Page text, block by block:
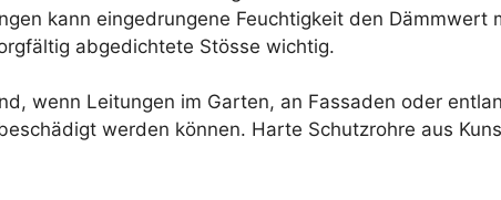
kann eingedrungene Feuchtigkeit den Dämmwert
abgedichtete Stösse wichtig.
wenn Leitungen im Garten, an Fassaden oder
werden können. Harte Schutzrohre aus